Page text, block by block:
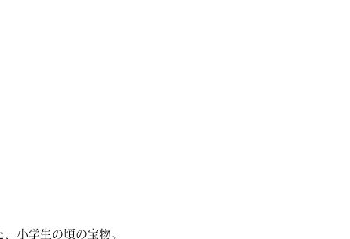
小学生の頃の宝物。